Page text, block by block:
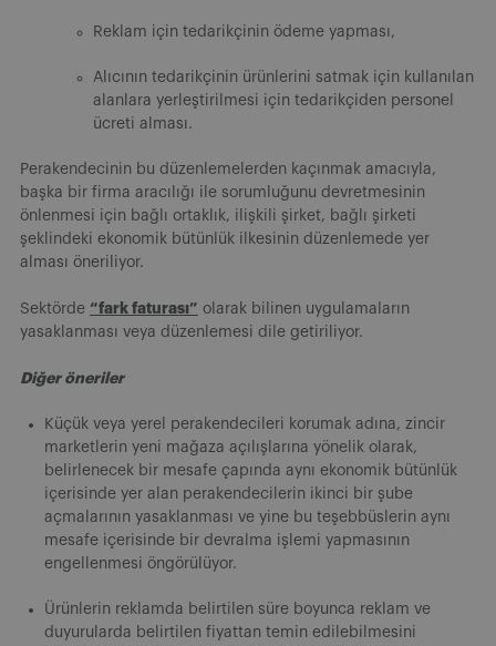
Reklam için tedarikçinin ödeme yapması,
Alıcının tedarikçinin ürünlerini satmak için kullanılan
alanlara yerleştirilmesi için tedarikçiden personel
ücreti alması.
Perakendecinin bu düzenlemelerden kaçınmak amacıyla,
başka bir firma aracılığı ile sorumluğunu devretmesinin
önlenmesi için bağlı ortaklık, ilişkili şirket, bağlı şirketi
şeklindeki ekonomik bütünlük ilkesinin düzenlemede yer
alması öneriliyor.
Sektörde “fark faturası” olarak bilinen uygulamaların
yasaklanması veya düzenlemesi dile getiriliyor.
Diğer öneriler
Küçük veya yerel perakendecileri korumak adına, zincir
marketlerin yeni mağaza açılışlarına yönelik olarak,
belirlenecek bir mesafe çapında aynı ekonomik bütünlük
içerisinde yer alan perakendecilerin ikinci bir şube
açmalarının yasaklanması ve yine bu teşebbüslerin aynı
mesafe içerisinde bir devralma işlemi yapmasının
engellenmesi öngörülüyor.
Ürünlerin reklamda belirtilen süre boyunca reklam ve
duyurularda belirtilen fiyattan temin edilebilmesini